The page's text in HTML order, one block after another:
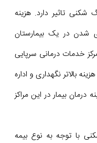
شکنی تاثیر دارد. هزینه
شدن در یک بیمارستان
خدمات درمانی سرپایی
بالاتر نگهداری و اداره
بیمار در این مراکز
با توجه به نوع بیمه